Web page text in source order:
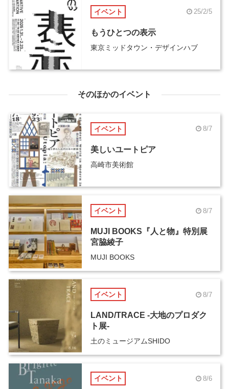
イベント 25/2/5
もうひとつの表示
東京ミッドタウン・デザインハブ
そのほかのイベント
イベント 8/7
美しいユートピア
高崎市美術館
イベント 8/7
MUJI BOOKS『人と物』特別展
宮脇綾子
MUJI BOOKS
イベント 8/7
LAND/TRACE -大地のプロダク
ト展-
土のミュージアムSHIDO
イベント 8/6